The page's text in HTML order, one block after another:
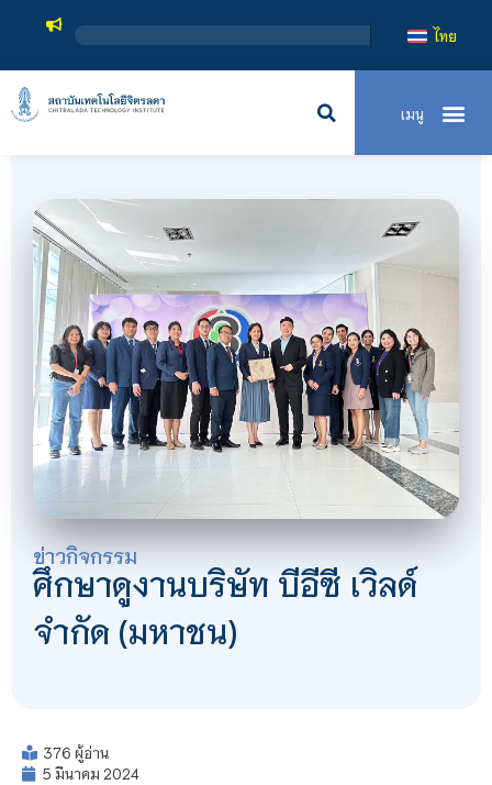
สถาบันเทคโ
ไทย
ข่าวกิจกรรม
ศึกษาดูงานบริษัท บีอีซี เวิลด์
จำกัด (มหาชน)
376 ผู้อ่าน
5 มีนาคม 2024